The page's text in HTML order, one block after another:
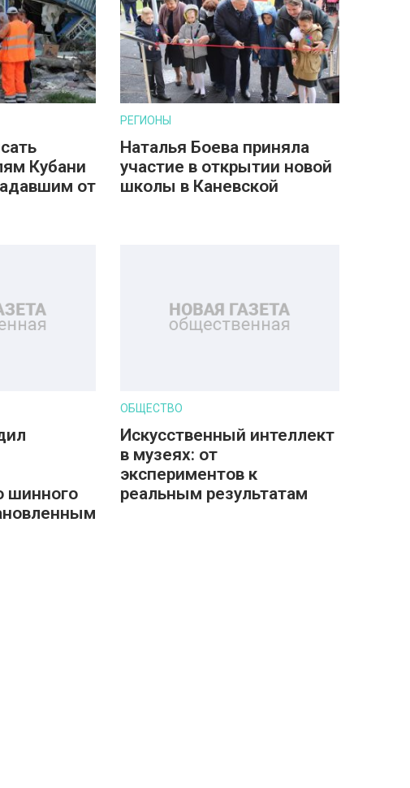
Кубани
от
РЕГИОНЫ
Наталья Боева приняла
участие в открытии новой
школы в Каневской
шинного
ОБЩЕСТВО
Искусственный интеллект
в музеях: от
экспериментов к
реальным результатам